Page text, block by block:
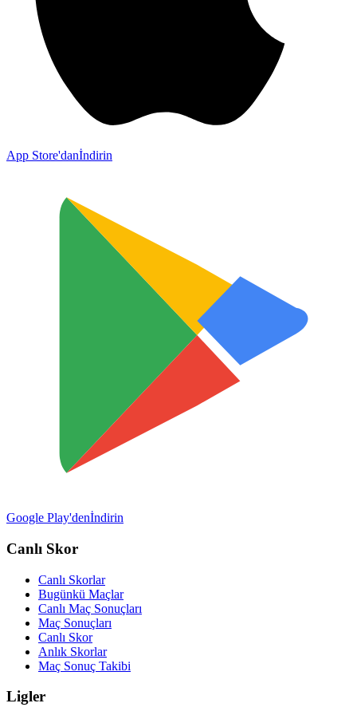
App Store'danİndirin
Google Play'denİndirin
Canlı Skor
Canlı Skorlar
Bugünkü Maçlar
Canlı Maç Sonuçları
Maç Sonuçları
Canlı Skor
Anlık Skorlar
Maç Sonuç Takibi
Ligler